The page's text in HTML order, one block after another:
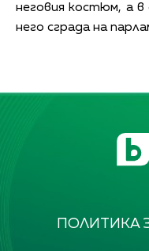
неговия костюм, а
него сграда на
ПОЛИТИКА